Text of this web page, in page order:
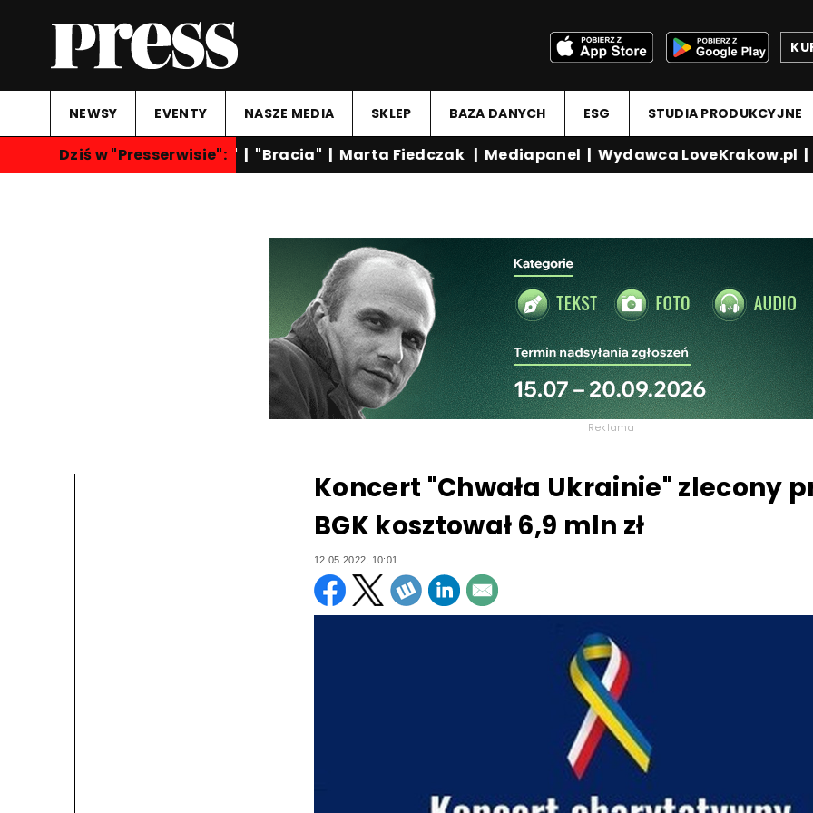
NEWSY EVENTY NASZE MEDIA SKLEP BAZA DANYCH ESG STUDIA PRODUKCYJNE
Dziś w "Presserwisie":
"Rozmowy nocą"| "Bracia"| Marta Fiedczak|Mediapanel|Wydawca LoveKrakow.pl|
Reklama
Koncert "Chwała Ukrainie" zlecony
BGK kosztował 6,9 mln zł
12.05.2022, 10:01